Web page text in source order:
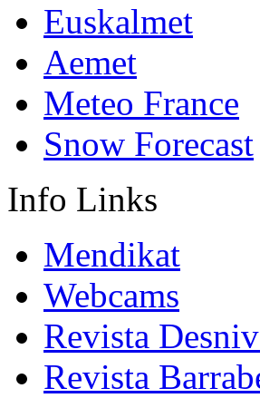
Euskalmet
Aemet
Meteo France
Snow Forecast
Info Links
Mendikat
Webcams
Revista
Revista